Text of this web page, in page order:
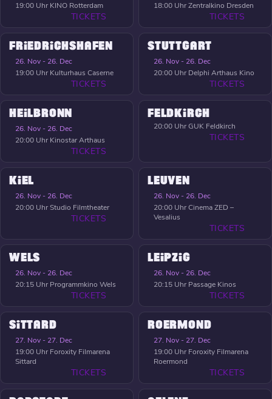
19:00 Uhr KINO Rotterdam
TICKETS
18:00 UhrZentralkino Dresden
TICKETS
FRIEDRICHSHAFEN
26. Nov - 26. Dec
19:00 Uhr Kulturhaus Caserne
TICKETS
STUTTGART
26. Nov - 26. Dec
20:00 Uhr Delphi Arthaus Kino
TICKETS
HEILBRONN
26. Nov - 26. Dec
20:00 Uhr Kinostar Arthaus
TICKETS
FELDKIRCH
20:00 UhrGUK Feldkirch
TICKETS
KIEL
26. Nov - 26. Dec
20:00 UhrStudio Filmtheater
TICKETS
LEUVEN
26. Nov - 26. Dec
20:00 UhrCinema ZED –
Vesalius
TICKETS
WELS
26. Nov - 26. Dec
20:15 Uhr Programmkino Wels
TICKETS
LEIPZIG
26. Nov - 26. Dec
20:15 Uhr Passage Kinos
TICKETS
SITTARD
27. Nov - 27. Dec
19:00 Uhr Foroxity Filmarena
Sittard
TICKETS
ROERMOND
27. Nov - 27. Dec
19:00 Uhr Foroxity Filmarena
Roermond
TICKETS